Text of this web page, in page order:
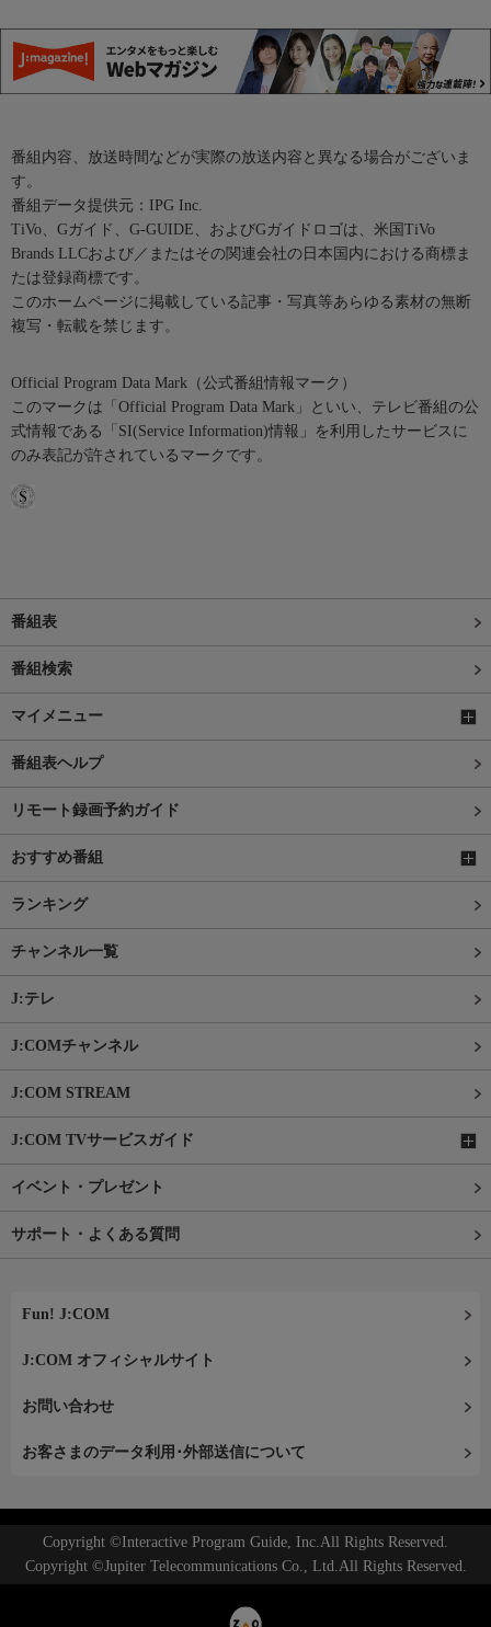
番組内容、放送時間などが実際の放送内容と異なる場合がございま
す。
番組データ提供元：IPG Inc.
TiVo、Gガイド、G-GUIDE、およびGガイドロゴは、米国TiVo
Brands LLCおよび／またはその関連会社の日本国内における商標ま
たは登録商標です。
このホームページに掲載している記事・写真等あらゆる素材の無断
複写・転載を禁じます。
Official Program Data Mark（公式番組情報マーク）
このマークは「Official Program Data Mark」といい、テレビ番組の公
式情報である「SI(Service Information)情報」を利用したサービスに
のみ表記が許されているマークです。
番組表
番組検索
マイメニュー
番組表ヘルプ
リモート録画予約ガイド
おすすめ番組
ランキング
チャンネル一覧
J:テレ
J:COMチャンネル
J:COM STREAM
J:COM TVサービスガイド
イベント・プレゼント
サポート・よくある質問
Fun! J:COM
J:COM オフィシャルサイト
お問い合わせ
お客さまのデータ利用･外部送信について
Copyright ©Interactive Program Guide, Inc.All Rights Reserved.
Copyright ©Jupiter Telecommunications Co., Ltd.All Rights Reserved.